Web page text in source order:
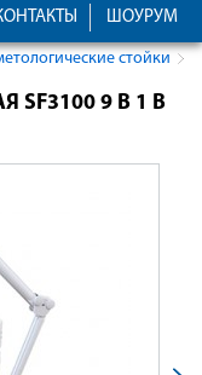
ШОУРУМ
стойки
9 В 1 В